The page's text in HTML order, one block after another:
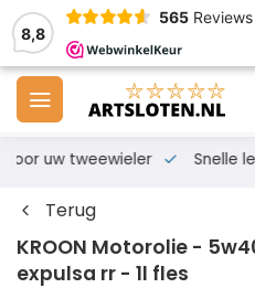
8,8
565 Reviews
voor uw tweewieler Snelle
Terug
KROON Motorolie -
expulsa rr - 1l fles